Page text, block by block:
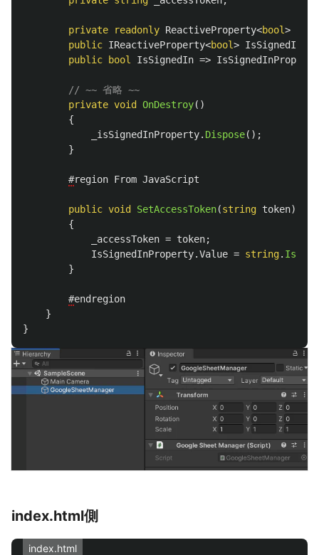
private readonly ReactiveProperty<bool>
public IReactiveProperty<bool>
public
bool IsSignedIn => IsSignedInProperty
// ~~ 省略 ~~
private void OnDestroy()
{
_isSignedInProperty. Dispose();
}
#region From JavaScript
public void SetAccessToken(string token)
{
_accessToken = token;
IsSignedInProperty.Value = string.
}
#endregion
}
}
index.html側
index.html